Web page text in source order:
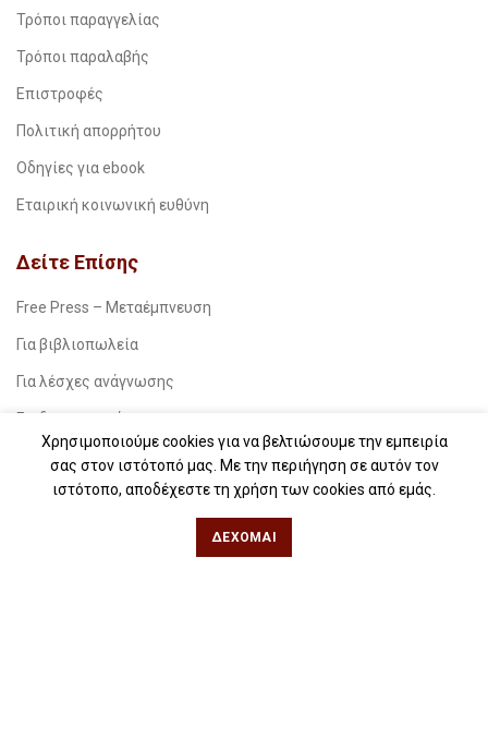
Τρόποι παραγγελίας
Τρόποι παραλαβής
Επιστροφές
Πολιτική απορρήτου
Οδηγίες για ebook
Εταιρική κοινωνική ευθύνη
Δείτε Επίσης
Free Press – Μεταέμπνευση
Για βιβλιοπωλεία
Για λέσχες ανάγνωσης
Για δημοσιογράφους
Για σχολεία
Για βιβλιοφιλικές ομάδες
Χρησιμοποιούμε cookies για να βελτιώσουμε την εμπειρία
σας στον ιστότοπό μας. Με την περιήγηση σε αυτόν τον
ιστότοπο, αποδέχεστε τη χρήση των cookies από εμάς.
ΔΈΧΟΜΑΙ